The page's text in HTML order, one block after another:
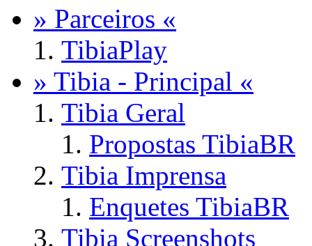
» Parceiros «
TibiaPlay
» Tibia - Principal «
Tibia Geral
Propostas TibiaBR
Tibia Imprensa
Enquetes TibiaBR
Tibia Screenshots